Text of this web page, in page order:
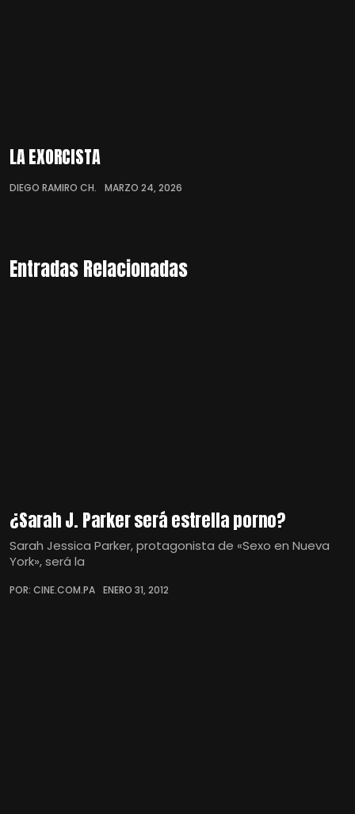
LA EXORCISTA
DIEGO RAMIRO CH. MARZO 24, 2026
Entradas Relacionadas
¿Sarah J. Parker será estrella porno?
Sarah Jessica Parker, protagonista de «Sexo en Nueva
York», será la
POR: CINE.COM.PA ENERO 31, 2012